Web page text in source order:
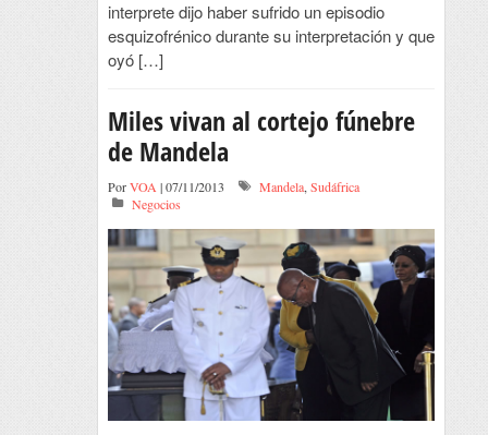
interprete dijo haber sufrido un episodio
esquizofrénico durante su interpretación y que
oyó […]
Miles vivan al cortejo fúnebre
de Mandela
PorVOA| 07/11/2013 Mandela,Sudáfrica
Negocios